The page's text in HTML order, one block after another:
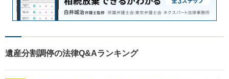
遺産分割調停の法律Q&Aランキング